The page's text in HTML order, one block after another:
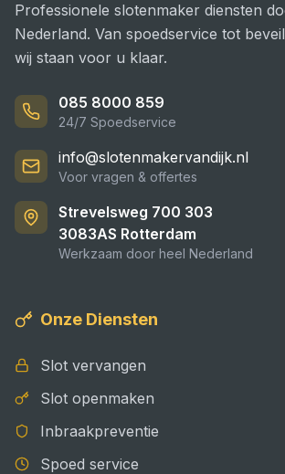
Professionele slotenmaker diensten
Nederland. Van spoedservice tot
wij staan voor u klaar.
085 8000 859
24/7 Spoedservice
info@slotenmakervandijk.nl
Voor vragen & offertes
Strevelsweg 700 303
3083AS Rotterdam
Werkzaam door heel Nederland
Onze Diensten
Slot vervangen
Slot openmaken
Inbraakpreventie
Spoed service